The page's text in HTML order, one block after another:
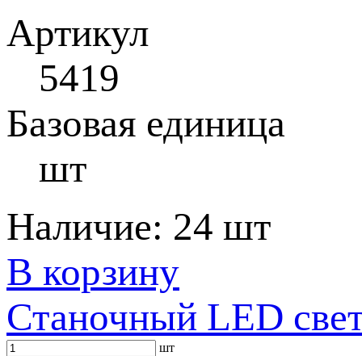
Артикул
5419
Базовая единица
шт
Наличие: 24 шт
В корзину
Станочный LED
шт